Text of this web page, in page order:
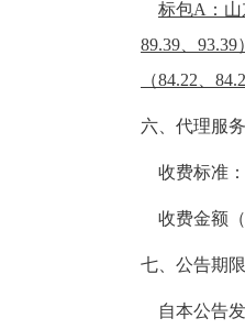
标包A：山
89.39、
（84.22、
六、代理服
收费标准：
收费金额
七、公告期限
自本公告发